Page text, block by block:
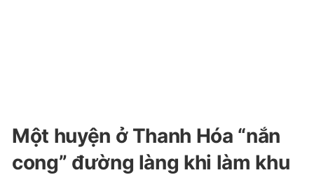
Một huyện ở Thanh Hóa “nắn
cong” đường làng khi làm khu